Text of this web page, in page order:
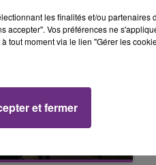
jour :
les finalités et/ou partenaires
accepter". Vos préférences ne
tout moment via le lien "Gérer les
et fermer